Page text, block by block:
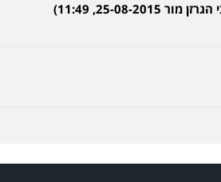
2015, 11:49)